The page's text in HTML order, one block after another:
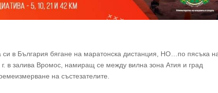
в България бягане на маратонска дистанция, НО…по пясъка
в залива Вромос, намиращ се между вилна зона Атия и град
на състезателите.